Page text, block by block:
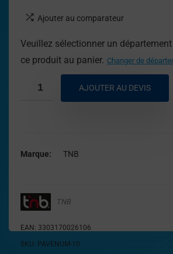
Ajouter au comparateur
Veuillez sélectionner un
ce produit au panier. Changer de
AJOUTER AU DEVIS
Marque TNB
TNB
EAN: 3303170026106
SKU: PAVENUM-10